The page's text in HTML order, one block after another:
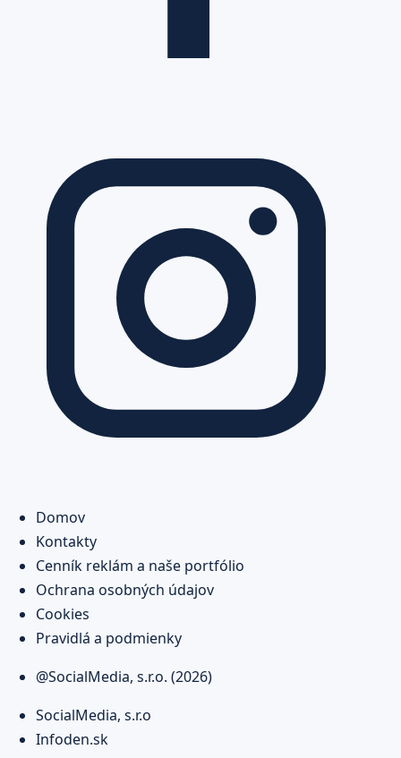
Domov
Kontakty
Cenník reklám a naše portfólio
Ochrana osobných údajov
Cookies
Pravidlá a podmienky
@SocialMedia, s.r.o. (2026)
SocialMedia, s.r.o
Infoden.sk